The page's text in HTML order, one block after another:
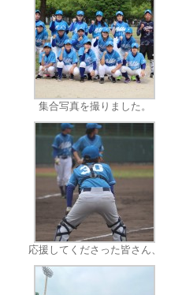
集合写真を撮りました。
応援してくださった皆さん、